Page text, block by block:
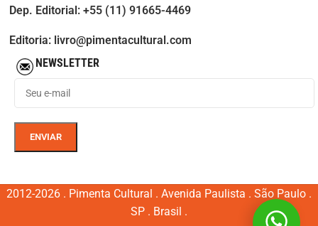
Dep. Editorial: +55 (11) 91665-4469
Editoria: livro@pimentacultural.com
NEWSLETTER
2012-2026 . Pimenta Cultural . Avenida Paulista . São Paulo .
SP . Brasil .